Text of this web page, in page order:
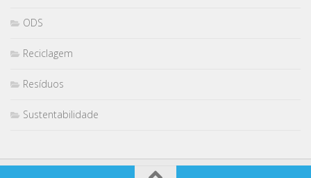
ODS
Reciclagem
Resíduos
Sustentabilidade